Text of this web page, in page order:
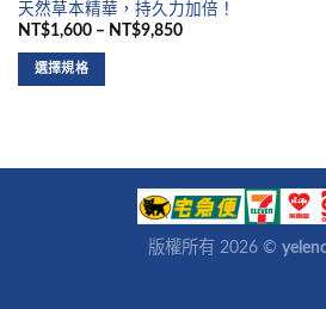
天然草本精華，持久力加倍！
NT$1,600 – NT$9,850
選擇規格
版權所有 2026 ©